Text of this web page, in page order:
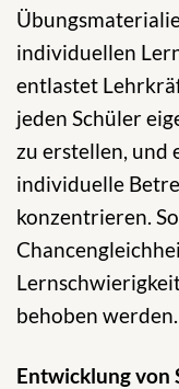
individuellen
entlastet
jeden Schüler
zu erstellen, und
individuelle
konzentrieren.
behoben werden.
Entwicklung von